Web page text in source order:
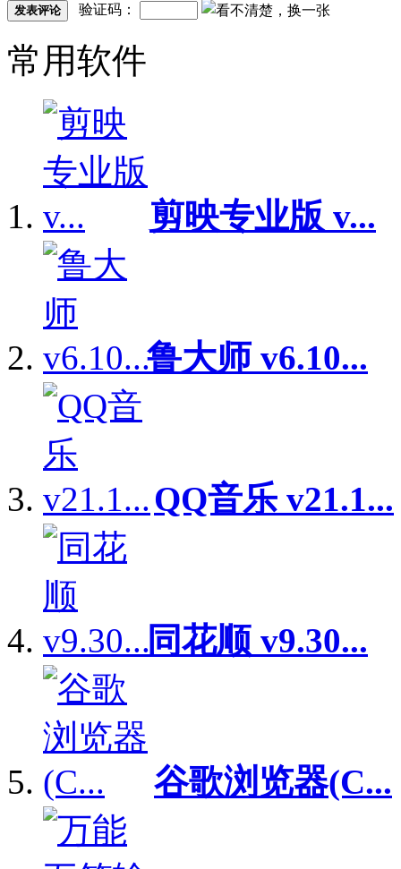
发表评论 验证码：
常用软件
剪映专业版 v...
鲁大师 v6.10...
QQ音乐 v21.1...
同花顺 v9.30...
谷歌浏览器(C...